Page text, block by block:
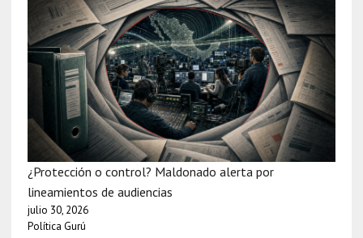
¿Protección o control? Maldonado alerta por
lineamientos de audiencias
julio 30, 2026
Política Gurú